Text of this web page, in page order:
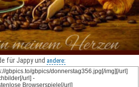
für Jappy und andere: